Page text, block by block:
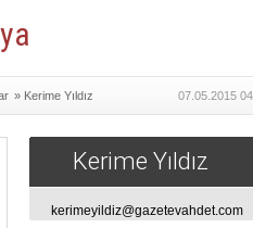
» Kerime Yıldız 07.05.2015
Kerime Yıldız
kerimeyildiz@gazetevahdet.com